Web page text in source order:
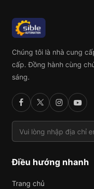
Chúng tôi là nhà cung
cấp. Đồng hành cùng
sáng.
Điều hướng nhanh
Trang chủ